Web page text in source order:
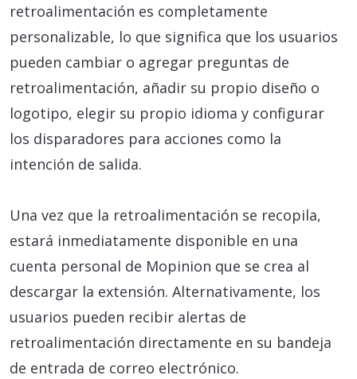
retroalimentación es completamente
personalizable, lo que significa que los usuarios
pueden cambiar o agregar preguntas de
retroalimentación, añadir su propio diseño o
logotipo, elegir su propio idioma y configurar
los disparadores para acciones como la
intención de salida.
Una vez que la retroalimentación se recopila,
estará inmediatamente disponible en una
cuenta personal de Mopinion que se crea al
descargar la extensión. Alternativamente, los
usuarios pueden recibir alertas de
retroalimentación directamente en su bandeja
de entrada de correo electrónico.